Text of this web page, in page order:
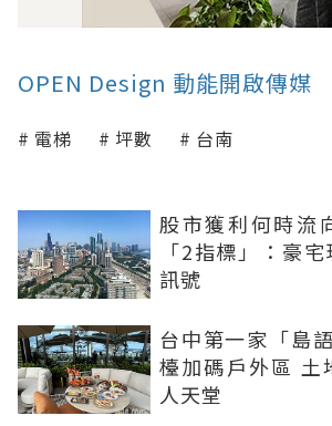
OPEN Design 動能開啟傳媒
電梯 坪數 台南
股市獲利何時流
「2指標」：豪
訊號
台中第一家「島
檯加碼戶外區 土
人天堂